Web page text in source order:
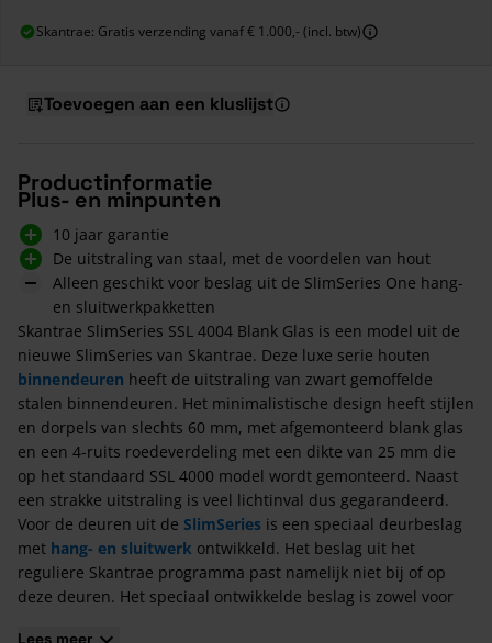
Skantrae: Gratis verzending vanaf € 1.000,- (incl. btw)
Toevoegen aan een kluslijst
Productinformatie
Plus- en minpunten
10 jaar garantie
De uitstraling van staal, met de voordelen van hout
Alleen geschikt voor beslag uit de SlimSeries One hang-
en sluitwerkpakketten
Skantrae SlimSeries SSL 4004 Blank Glas is een model uit de
nieuwe SlimSeries van Skantrae. Deze luxe serie houten
binnendeuren heeft de uitstraling van zwart gemoffelde
stalen binnendeuren. Het minimalistische design heeft stijlen
en dorpels van slechts 60 mm, met afgemonteerd blank glas
en een 4-ruits roedeverdeling met een dikte van 25 mm die
op het standaard SSL 4000 model wordt gemonteerd. Naast
een strakke uitstraling is veel lichtinval dus gegarandeerd.
Voor de deuren uit de SlimSeries is een speciaal deurbeslag
met hang- en sluitwerk ontwikkeld. Het beslag uit het
reguliere Skantrae programma past namelijk niet bij of op
deze deuren. Het speciaal ontwikkelde beslag is zowel voor
Lees meer